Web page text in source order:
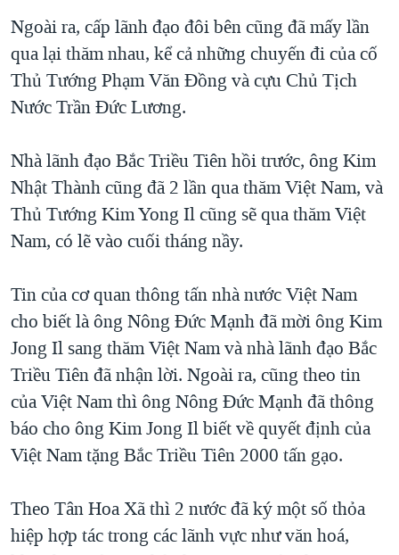
Ngoài ra, cấp lãnh đạo đôi bên cũng đã mấy lần
qua lại thăm nhau, kể cả những chuyến đi của cố
Thủ Tướng Phạm Văn Đồng và cựu Chủ Tịch
Nước Trần Đức Lương.
Nhà lãnh đạo Bắc Triều Tiên hồi trước, ông Kim
Nhật Thành cũng đã 2 lần qua thăm Việt Nam, và
Thủ Tướng Kim Yong Il cũng sẽ qua thăm Việt
Nam, có lẽ vào cuối tháng nầy.
Tin của cơ quan thông tấn nhà nước Việt Nam
cho biết là ông Nông Đức Mạnh đã mời ông Kim
Jong Il sang thăm Việt Nam và nhà lãnh đạo Bắc
Triều Tiên đã nhận lời. Ngoài ra, cũng theo tin
của Việt Nam thì ông Nông Đức Mạnh đã thông
báo cho ông Kim Jong Il biết về quyết định của
Việt Nam tặng Bắc Triều Tiên 2000 tấn gạo.
Theo Tân Hoa Xã thì 2 nước đã ký một số thỏa
hiệp hợp tác trong các lãnh vực như văn hoá,